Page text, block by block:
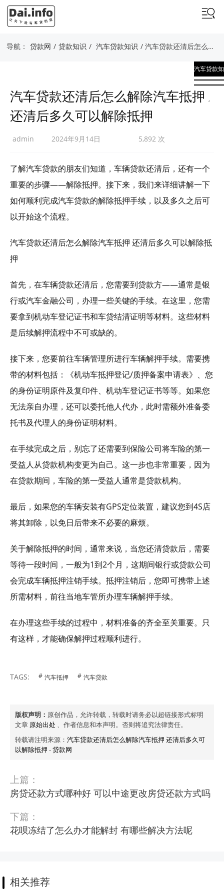
导航： 贷款网 / 贷款知识 / 汽车贷款知识 / 汽车贷款还清后怎么解除汽车抵押 还清后多久可以解除抵押
汽车贷款知
识
,
汽车贷款还清后怎么解除汽车抵押
还清后多久可以解除抵押
admin 2024年9月14日 5,892 次
了解汽车贷款的朋友们知道，车辆贷款还清后，还有一个
重要的步骤——解除抵押。接下来，我们来详细讲解一下
如何顺利完成汽车贷款的解除抵押手续，以及多久之后可
以开始这个流程。
汽车贷款还清后怎么解除汽车抵押 还清后多久可以解除抵
押
首先，在车辆贷款还清后，您需要到贷款方——通常是银
行或汽车金融公司，办理一些关键的手续。在这里，您需
要拿到机动车登记证书和车贷结清证明等材料。这些材料
是后续解押流程中不可或缺的。
接下来，您要前往车辆管理所进行车辆解押手续。需要携
带的材料包括：《机动车抵押登记/质押备案申请表》、您
的身份证明原件及复印件、机动车登记证书等等。如果您
无法亲自办理，还可以委托他人代办，此时需额外准备委
托书及代理人的身份证明材料。
在手续完成之后，别忘了还需要到保险公司将车险的第一
受益人从贷款机构变更为自己。这一步也非常重要，因为
在贷款期间，车险的第一受益人通常是贷款机构。
最后，如果您的车辆安装有GPS定位装置，建议您到4S店
将其卸除，以免日后带来不必要的麻烦。
关于解除抵押的时间，通常来说，当您还清贷款后，需要
等待一段时间，一般为1到2个月，这期间银行或贷款公司
会完成车辆抵押注销手续。抵押注销后，您即可携带上述
所需材料，前往当地车管所办理车辆解押手续。
在办理这些手续的过程中，材料准备的齐全至关重要。只
有这样，才能确保解押过程顺利进行。
TAGS: 汽车抵押 汽车贷款
版权声明： 原创作品，允许转载，转载时请务必以超链接形式标明
文章 原始出处 、作者信息和本声明。否则将追究法律责任。
转载请注明来源： 汽车贷款还清后怎么解除汽车抵押 还清后多久可
以解除抵押 -贷款网
上篇：
房贷还款方式哪种好 可以中途更改房贷还款方式吗
下篇：
花呗冻结了怎么办才能解封 有哪些解决方法呢
相关推荐